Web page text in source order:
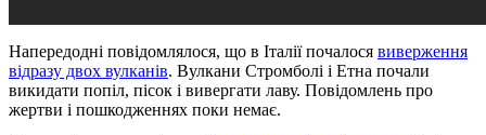
Напередодні повідомлялося, що в Італії почалося виверження
відразу двох вулканів. Вулкани Стромболі і Етна почали
викидати попіл, пісок і вивергати лаву. Повідомлень про
жертви і пошкодженнях поки немає.